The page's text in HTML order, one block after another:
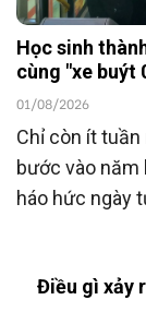
Học sinh
cùng "xe buýt
01/08/2026
Chỉ còn ít tuần
bước vào
háo hức ngày
Điều gì xảy